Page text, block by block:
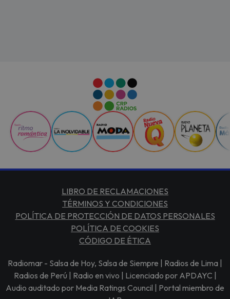
LIBRO DE RECLAMACIONES
TÉRMINOS Y CONDICIONES
POLÍTICA DE PROTECCIÓN DE DATOS PERSONALES
POLÍTICA DE COOKIES
CÓDIGO DE ÉTICA
Radiomar - Salsa de Hoy, Salsa de Siempre | Radios de Lima |
Radios de Perú | Radio en vivo | Licenciado por APDAYC |
Audio auditado por Media Ratings Council | Portal miembro de